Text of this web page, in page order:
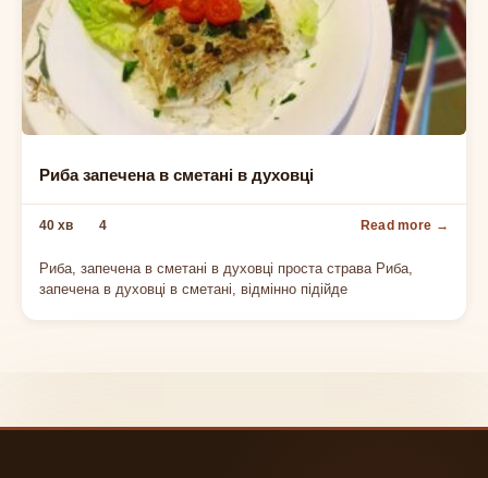
РИБА
Риба запечена в сметані в духовці
40 хв 4
Риба, запечена в сметані в духовці проста страва Риба,
запечена в духовці в сметані, відмінно підійде